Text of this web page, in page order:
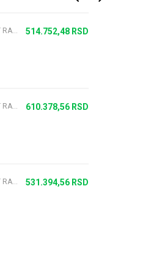
MASTERPACT RASTAVLJAČI 514.752,48 RSD
MASTERPACT RASTAVLJAČI 610.378,56 RSD
MASTERPACT RASTAVLJAČI 531.394,56 RSD